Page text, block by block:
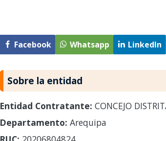
Facebook Whatsapp LinkedIn
Sobre la entidad
Entidad Contratante: CONCEJO
Departamento: Arequipa